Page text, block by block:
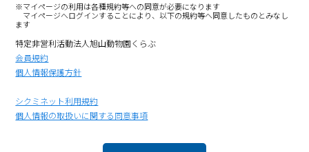
※マイページの利用は各種規約等への同意が必要になります
マイページへログインすることにより、以下の規約等へ同意したものとみなし
ます
特定非営利活動法人旭山動物園くらぶ
会員規約
個人情報保護方針
シクミネット利用規約
個人情報の取扱いに関する同意事項